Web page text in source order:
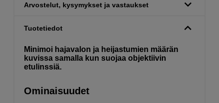
Arvostelut, kysymykset ja vastaukset
Tuotetiedot
Minimoi hajavalon ja heijastumien määrän
kuvissa samalla kun suojaa objektiivin
etulinssiä.
Ominaisuudet